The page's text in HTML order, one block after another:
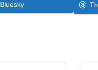
Bluesky